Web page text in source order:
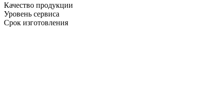
Качество продукции
Уровень сервиса
Срок изготовления